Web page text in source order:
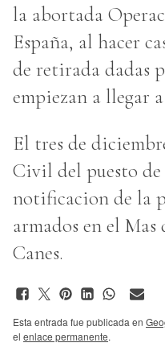
la abortada
España, al hacer
de retirada dadas
empiezan a llegar
El tres de
Civil del puesto
notificacion de la
armados en el
Canes.
Esta entrada fue publicada en
el enlace permanente.